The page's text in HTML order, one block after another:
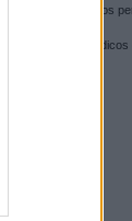
de entrada a los
de los